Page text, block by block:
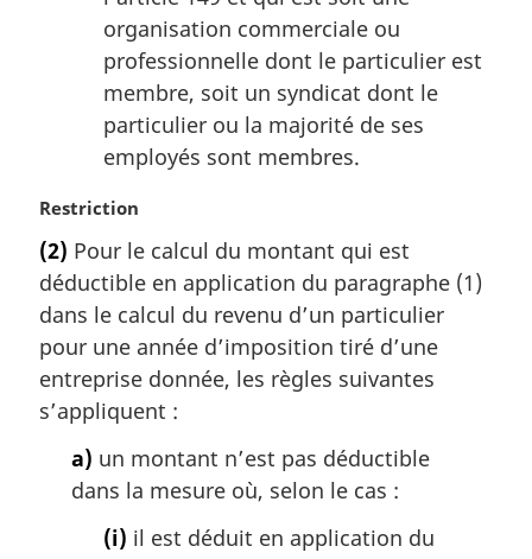
organisation commerciale ou
professionnelle dont le particulier est
membre, soit un syndicat dont le
particulier ou la majorité de ses
employés sont membres.
N
t
e
m
a
r
g
i
Restriction
(2) Pour le calcul du montant qui est
déductible en application du paragraphe (1)
dans le calcul du revenu d’un particulier
pour une année d’imposition tiré d’une
entreprise donnée, les règles suivantes
s’appliquent :
a) un montant n’est pas déductible
dans la mesure où, selon le cas :
(i) il est déduit en application du